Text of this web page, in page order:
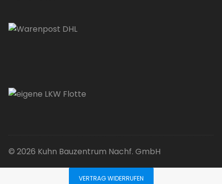
© 2026 Kuhn Bauzentrum Nachf. GmbH
VERTRAG WIDERRUFEN